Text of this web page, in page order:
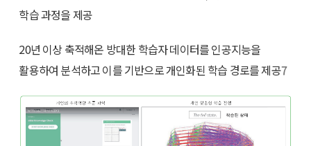
학습 과정을 제공
20년 이상 축적해온 방대한 학습자 데이터를 인공지능을
활용하여 분석하고 이를 기반으로 개인화된 학습 경로를 제공7